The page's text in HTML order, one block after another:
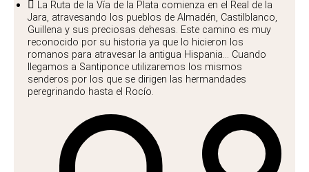
La Ruta de la Vía de la Plata comienza en el Real de la
Jara, atravesando los pueblos de Almadén, Castilblanco,
Guillena y sus preciosas dehesas. Este camino es muy
reconocido por su historia ya que lo hicieron los
romanos para atravesar la antigua Hispania... Cuando
llegamos a Santiponce utilizaremos los mismos
senderos por los que se dirigen las hermandades
peregrinando hasta el Rocío.